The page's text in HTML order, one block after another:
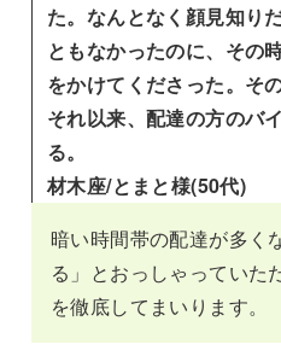
た。なんとなく顔見知り
ともなかったのに、その
をかけてくださった。そ
それ以来、配達の方のバ
る。
材木座/とまと様(50代)
暗い時間帯の配達が多く
る」とおっしゃっていた
を徹底してまいります。